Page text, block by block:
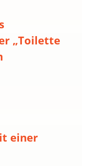
„Toilette
einer